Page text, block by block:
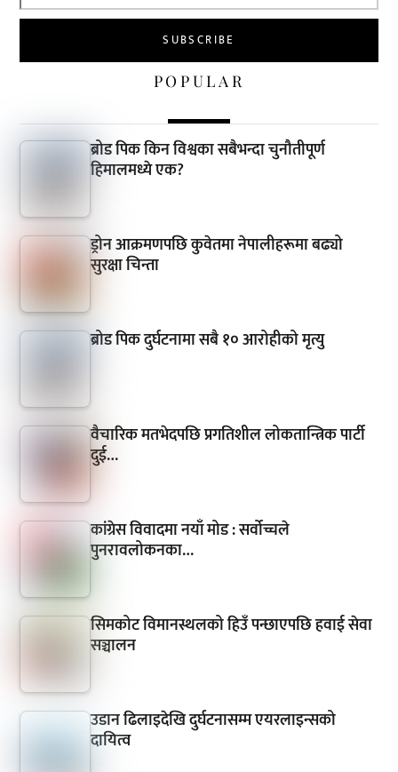
POPULAR
ब्रोड पिक किन विश्वका सबैभन्दा चुनौतीपूर्ण
हिमालमध्ये एक?
ड्रोन आक्रमणपछि कुवेतमा नेपालीहरूमा बढ्यो
सुरक्षा चिन्ता
ब्रोड पिक दुर्घटनामा सबै १० आरोहीको मृत्यु
वैचारिक मतभेदपछि प्रगतिशील लोकतान्त्रिक पार्टी
दुई…
कांग्रेस विवादमा नयाँ मोड : सर्वोच्चले
पुनरावलोकनका…
सिमकोट विमानस्थलको हिउँ पन्छाएपछि हवाई सेवा
सञ्चालन
उडान ढिलाइदेखि दुर्घटनासम्म एयरलाइन्सको
दायित्व